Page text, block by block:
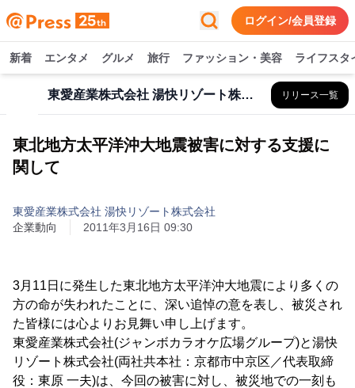
ログイン/会員登録
新着 エンタメ グルメ 旅行 ファッション・美容 ライフスタ
東愛産業株式会社 湯快リゾート株式会社 リリース一覧
東北地方太平洋沖大地震被害に対する支援に
関して
東愛産業株式会社 湯快リゾート株式会社
企業動向
2011年3月16日 09:30
3月11日に発生した東北地方太平洋沖大地震により多くの
方の命が失われたことに、深い追悼の意を表し、被災され
た皆様には心よりお見舞い申し上げます。
東愛産業株式会社(ジャンボカラオケ広場グループ)と湯快
リゾート株式会社(両社共本社：京都市中京区／代表取締
役：東原 一夫)は、今回の被害に対し、被災地での一刻も